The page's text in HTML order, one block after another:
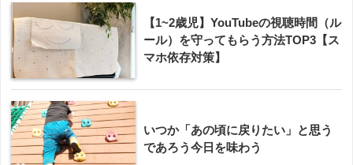
【1~2歳児】YouTubeの視聴時間（ル
ール）を守ってもらう方法TOP3【ス
マホ依存対策】
いつか「あの頃に戻りたい」と思う
であろう今日を味わう